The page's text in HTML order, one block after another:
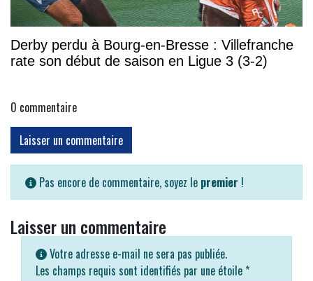
Derby perdu à Bourg-en-Bresse : Villefranche
rate son début de saison en Ligue 3 (3-2)
0 commentaire
Laisser un commentaire
Pas encore de commentaire, soyez le premier !
Laisser un commentaire
Votre adresse e-mail ne sera pas publiée.
Les champs requis sont identifiés par une étoile *